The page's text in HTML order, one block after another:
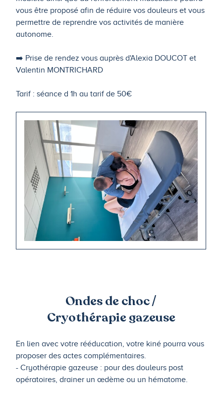
vous être proposé afin de réduire vos douleurs et vous
permettre de reprendre vos activités de manière
autonome.
➡️ Prise de rendez vous auprès d'Alexia DOUCOT et
Valentin MONTRICHARD
Tarif : séance d 1h au tarif de 50€
Ondes de choc /
Cryothérapie gazeuse
En lien avec votre rééducation, votre kiné pourra vous
proposer des actes complémentaires.
- Cryothérapie gazeuse : pour des douleurs post
opératoires, drainer un œdème ou un hématome.